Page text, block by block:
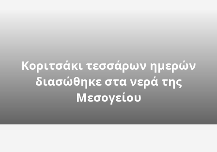
Κοριτσάκι τεσσάρων ημερών
διασώθηκε στα νερά της
Μεσογείου